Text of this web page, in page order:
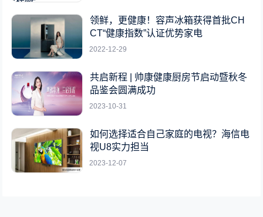
领鲜，更健康！容声冰箱获得首批CH
CT“健康指数”认证优势家电
2022-12-29
共启新程 | 帅康健康厨房节启动暨秋冬
品鉴会圆满成功
2023-10-31
如何选择适合自己家庭的电视？海信电
视U8实力担当
2023-12-07